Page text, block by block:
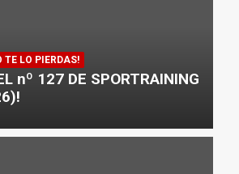
TE LO PIERDAS!
nº 127 DE SPORTRAINING